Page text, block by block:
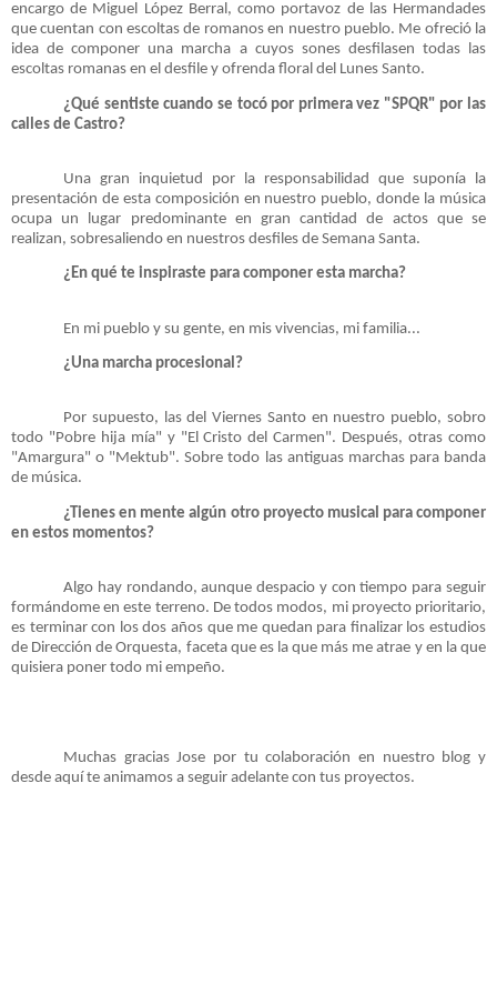
encargo de Miguel López Berral, como portavoz de las Hermandades
que cuentan con escoltas de romanos en nuestro pueblo. Me ofreció la
idea de componer una marcha a cuyos sones desfilasen todas las
escoltas romanas en el desfile y ofrenda floral del Lunes Santo.
¿Qué sentiste cuando se tocó por primera vez "SPQR" por las
calles de Castro?
Una gran inquietud por la responsabilidad que suponía la
presentación de esta composición en nuestro pueblo, donde la música
ocupa un lugar predominante en gran cantidad de actos que se
realizan, sobresaliendo en nuestros desfiles de Semana Santa.
¿En qué te inspiraste para componer esta marcha?
En mi pueblo y su gente, en mis vivencias, mi familia...
¿Una marcha procesional?
Por supuesto, las del Viernes Santo en nuestro pueblo, sobro
todo "Pobre hija mía" y "El Cristo del Carmen". Después, otras como
"Amargura" o "Mektub". Sobre todo las antiguas marchas para banda
de música.
¿Tienes en mente algún otro proyecto musical para componer
en estos momentos?
Algo hay rondando, aunque despacio y con tiempo para seguir
formándome en este terreno. De todos modos, mi proyecto prioritario,
es terminar con los dos años que me quedan para finalizar los estudios
de Dirección de Orquesta, faceta que es la que más me atrae y en la que
quisiera poner todo mi empeño.
Muchas gracias Jose por tu colaboración en nuestro blog y
desde aquí te animamos a seguir adelante con tus proyectos.